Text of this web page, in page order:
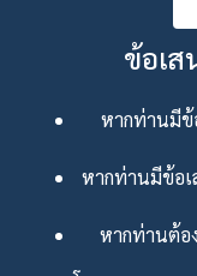
ข้อเ
หากท่านมีข้
หากท่านมีข้อ
หากท่านต้อ